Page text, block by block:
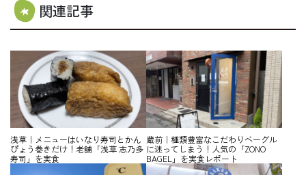
関連記事
浅草｜メニューはいなり寿司とかん
ぴょう巻きだけ！老舗「浅草 志乃多
寿司」を実食
蔵前｜種類豊富なこだわりベーグル
に迷ってしまう！人気の「ZONO
BAGEL」を実食レポート